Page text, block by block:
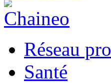
Réseau pro
Santé